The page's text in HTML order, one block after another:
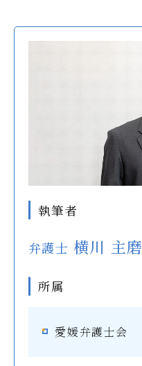
執筆者
弁護士 横川 主磨
所属
愛媛弁護士会